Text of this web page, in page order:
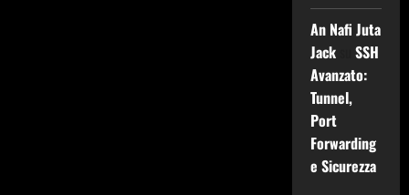
An Nafi Juta
Jacksu SSH
Avanzato:
Tunnel,
Port
Forwarding
e Sicurezza